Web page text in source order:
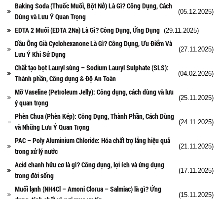
Baking Soda (Thuốc Muối, Bột Nở) Là Gì? Công Dụng, Cách
Dùng và Lưu Ý Quan Trọng
(05.12.2025)
EDTA 2 Muối (EDTA 2Na) Là Gì? Công Dụng, Ứng Dụng (29.11.2025)
Dầu Ông Già Cyclohexanone Là Gì? Công Dụng, Ưu Điểm Và
Lưu Ý Khi Sử Dụng
(27.11.2025)
Chất tạo bọt Lauryl sùng – Sodium Lauryl Sulphate (SLS):
Thành phần, Công dụng & Độ An Toàn
(04.02.2026)
Mỡ Vaseline (Petroleum Jelly): Công dụng, cách dùng và lưu
ý quan trọng
(25.11.2025)
Phèn Chua (Phèn Kép): Công Dụng, Thành Phần, Cách Dùng
và Những Lưu Ý Quan Trọng
(24.11.2025)
PAC – Poly Aluminium Chloride: Hóa chất trợ lắng hiệu quả
trong xử lý nước
(21.11.2025)
Acid chanh hữu cơ là gì? Công dụng, lợi ích và ứng dụng
trong đời sống
(17.11.2025)
Muối lạnh (NH4Cl – Amoni Clorua – Salmiac) là gì? Ứng
(15.11.2025)